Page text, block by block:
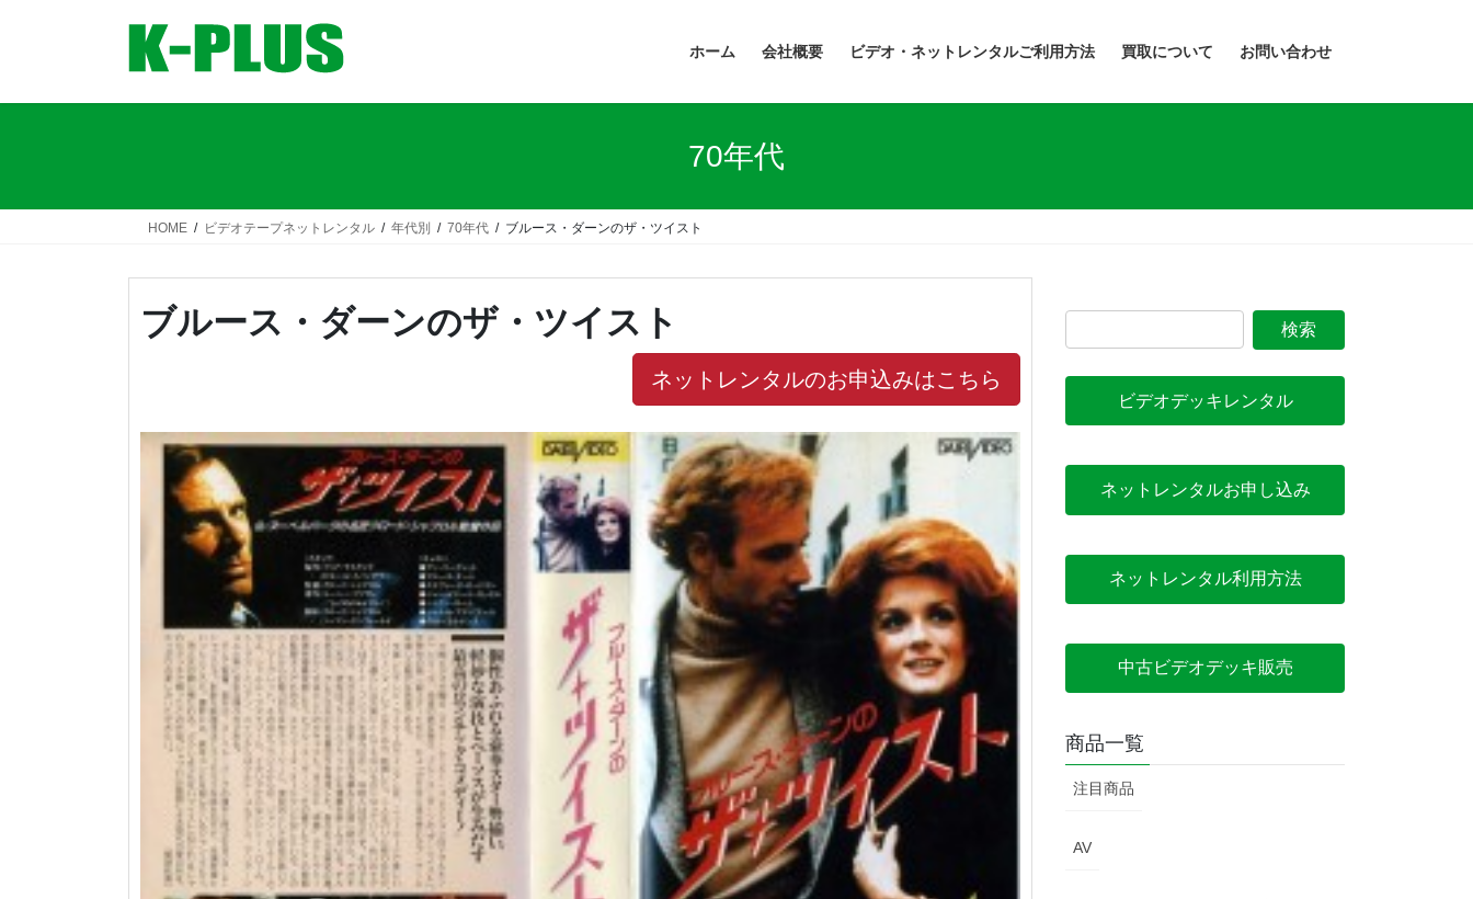
ホーム 会社概要 ビデオ・ネットレンタルご利用方法 買取について お問い合わせ
70年代
HOME ビデオテープネットレンタル 年代別 70年代 ブルース・ダーンのザ・ツイスト
ブルース・ダーンのザ・ツイスト
ネットレンタルのお申込みはこちら
ビデオデッキレンタル
ネットレンタルお申し込み
ネットレンタル利用方法
中古ビデオデッキ販売
商品一覧
注目商品
AV